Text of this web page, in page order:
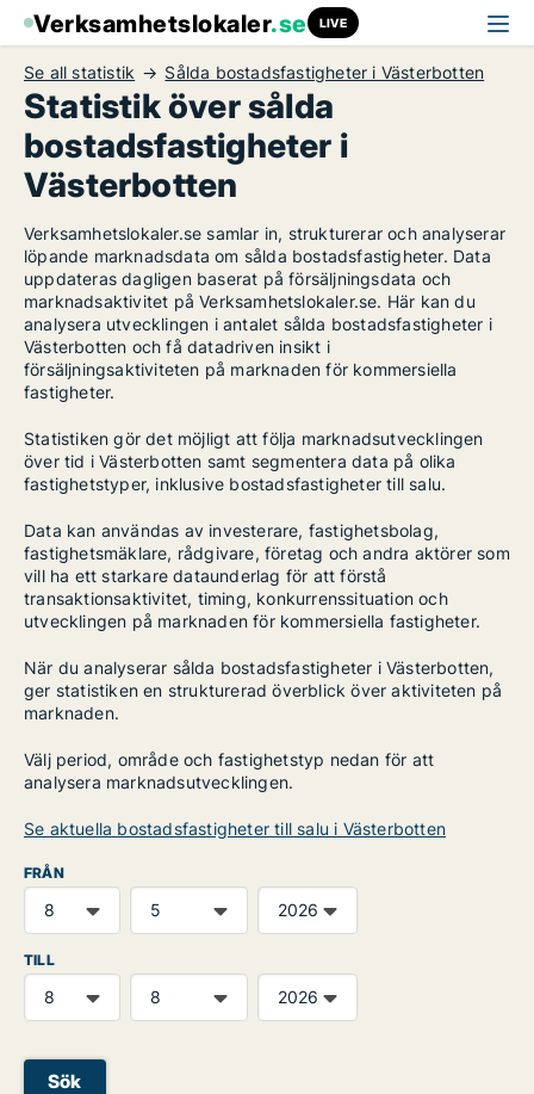
Verksamhetslokaler.se LIVE
Se all statistik Sålda bostadsfastigheter i Västerbotten
Statistik över sålda
bostadsfastigheter i
Västerbotten
Verksamhetslokaler.se samlar in, strukturerar och analyserar
löpande marknadsdata om sålda bostadsfastigheter. Data
uppdateras dagligen baserat på försäljningsdata och
marknadsaktivitet på Verksamhetslokaler.se. Här kan du
analysera utvecklingen i antalet sålda bostadsfastigheter i
Västerbotten och få datadriven insikt i
försäljningsaktiviteten på marknaden för kommersiella
fastigheter.
Statistiken gör det möjligt att följa marknadsutvecklingen
över tid i Västerbotten samt segmentera data på olika
fastighetstyper, inklusive bostadsfastigheter till salu.
Data kan användas av investerare, fastighetsbolag,
fastighetsmäklare, rådgivare, företag och andra aktörer som
vill ha ett starkare dataunderlag för att förstå
transaktionsaktivitet, timing, konkurrenssituation och
utvecklingen på marknaden för kommersiella fastigheter.
När du analyserar sålda bostadsfastigheter i Västerbotten,
ger statistiken en strukturerad överblick över aktiviteten på
marknaden.
Välj period, område och fastighetstyp nedan för att
analysera marknadsutvecklingen.
Se aktuella bostadsfastigheter till salu i Västerbotten
FRÅN
TILL
Sök